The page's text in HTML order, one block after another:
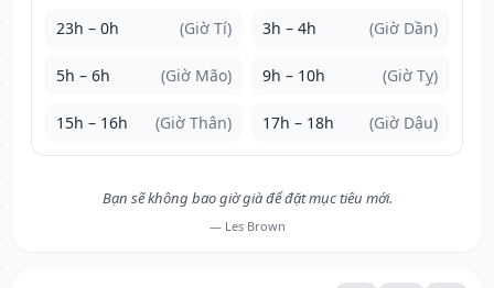
23h – 0h (Giờ Tí) 3h – 4h (Giờ Dần)
5h – 6h (Giờ Mão) 9h – 10h (Giờ Tỵ)
15h – 16h (Giờ Thân) 17h – 18h (Giờ Dậu)
Bạn sẽ không bao giờ già để đặt mục tiêu mới.
— Les Brown